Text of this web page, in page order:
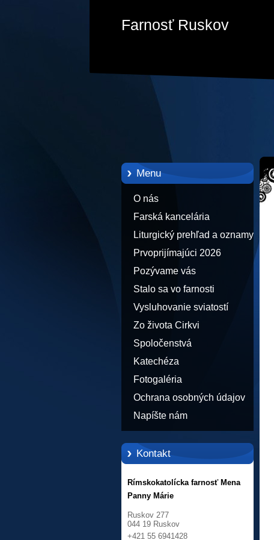
Farnosť Ruskov
Menu
O nás
Farská kancelária
Liturgický prehľad a oznamy
Prvoprijímajúci 2026
Pozývame vás
Stalo sa vo farnosti
Vysluhovanie sviatostí
Zo života Cirkvi
Spoločenstvá
Katechéza
Fotogaléria
Ochrana osobných údajov
Napíšte nám
Kontakt
Rímskokatolícka farnosť Mena
Panny Márie
Ruskov 277
044 19 Ruskov
+421 55 6941428